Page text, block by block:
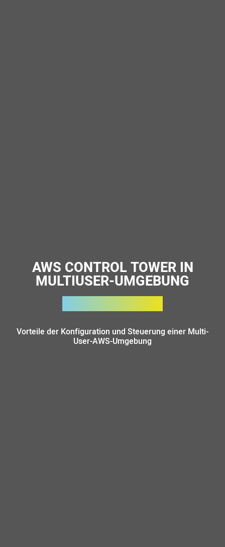
AWS CONTROL TOWER IN
MULTIUSER-UMGEBUNG
Vorteile der Konfiguration und Steuerung einer Multi-
User-AWS-Umgebung